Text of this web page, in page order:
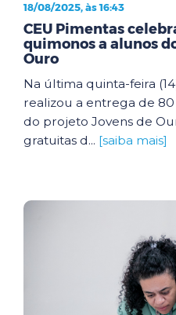
18/08/2025, às 16:43
CEU Pimentas
quimonos a alunos
Ouro
Na última quinta-feira
realizou a entrega de
do projeto Jovens de
gratuitas d... [saiba mais]